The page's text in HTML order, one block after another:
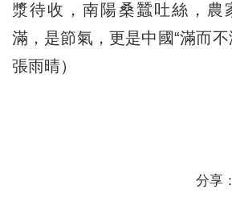
漿待收，南陽桑蠶吐絲，農
滿，是節氣，更是中國“滿而
張雨晴）
分享：